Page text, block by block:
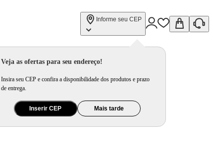
Informe seu CEP
Veja as ofertas para seu endereço!
Insira seu CEP e confira a disponibilidade dos produtos e prazo
de entrega.
Inserir CEP Mais tarde